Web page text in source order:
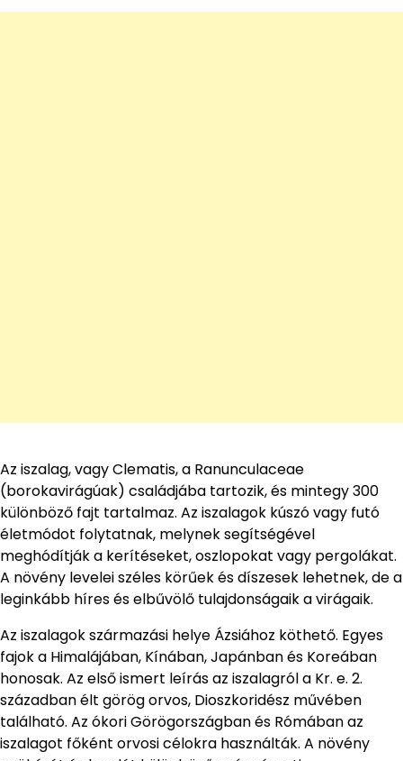
Az iszalag, vagy Clematis, a Ranunculaceae
(borokavirágúak) családjába tartozik, és mintegy 300
különböző fajt tartalmaz. Az iszalagok kúszó vagy futó
életmódot folytatnak, melynek segítségével
meghódítják a kerítéseket, oszlopokat vagy pergolákat.
A növény levelei széles körűek és díszesek lehetnek, de a
leginkább híres és elbűvölő tulajdonságaik a virágaik.
Az iszalagok származási helye Ázsiához köthető. Egyes
fajok a Himalájában, Kínában, Japánban és Koreában
honosak. Az első ismert leírás az iszalagról a Kr. e. 2.
században élt görög orvos, Dioszkoridész művében
található. Az ókori Görögországban és Rómában az
iszalagot főként orvosi célokra használták. A növény